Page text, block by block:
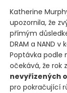
Katherine
upozornila, že
přímým
DRAM a NAND
Poptávka podle
očekává, že rok
nevyřízených
pro pokračující